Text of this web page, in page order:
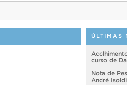
ÚLTIMAS
curso de
Nota de
André Isoldi